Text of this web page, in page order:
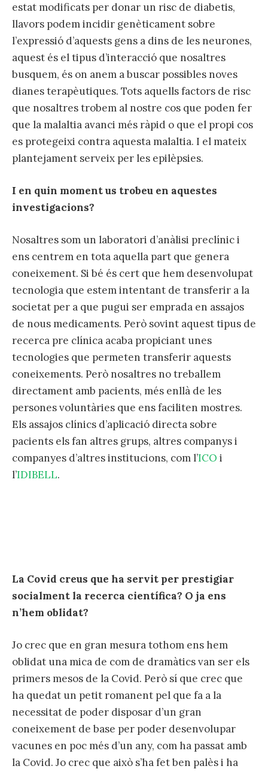
estat modificats per donar un risc de diabetis,
llavors podem incidir genèticament sobre
l’expressió d’aquests gens a dins de les neurones,
aquest és el tipus d’interacció que nosaltres
busquem, és on anem a buscar possibles noves
dianes terapèutiques. Tots aquells factors de risc
que nosaltres trobem al nostre cos que poden fer
que la malaltia avanci més ràpid o que el propi cos
es protegeixi contra aquesta malaltia. I el mateix
plantejament serveix per les epilèpsies.
I en quin moment us trobeu en aquestes
investigacions?
Nosaltres som un laboratori d’anàlisi preclínic i
ens centrem en tota aquella part que genera
coneixement. Si bé és cert que hem desenvolupat
tecnologia que estem intentant de transferir a la
societat per a que pugui ser emprada en assajos
de nous medicaments. Però sovint aquest tipus de
recerca pre clínica acaba propiciant unes
tecnologies que permeten transferir aquests
coneixements. Però nosaltres no treballem
directament amb pacients, més enllà de les
persones voluntàries que ens faciliten mostres.
Els assajos clínics d’aplicació directa sobre
pacients els fan altres grups, altres companys i
companyes d’altres institucions, com l’ICO i
l’IDIBELL.
La Covid creus que ha servit per prestigiar
socialment la recerca científica? O ja ens
n’hem oblidat?
Jo crec que en gran mesura tothom ens hem
oblidat una mica de com de dramàtics van ser els
primers mesos de la Covid. Però sí que crec que
ha quedat un petit romanent pel que fa a la
necessitat de poder disposar d’un gran
coneixement de base per poder desenvolupar
vacunes en poc més d’un any, com ha passat amb
la Covid. Jo crec que això s’ha fet ben palès i ha